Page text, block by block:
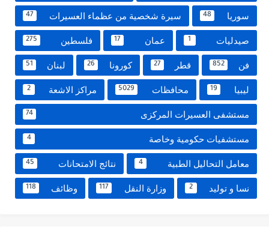
سوريا 48 سيرة شخصية من عظماء العسيرات 47
صيدليات 1 عمان 17 فلسطين 275
فن 852 قطر 27 كورونا 26 لبنان 51
ليبيا 19 محافظات 5029 مراكز الاشعة 2
مستشفى العسيرات المركزى 74
مستشفيات حكومية وخاصة 4
معامل التحاليل الطبية 4 نتائج الامتحانات 45
نسا و توليد 2 وزارة النقل 117 وظائف 118